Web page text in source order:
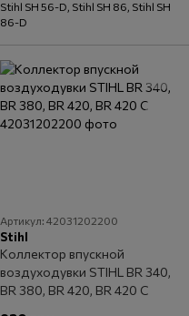
Stihl SH 56-D, Stihl SH 86, Stihl SH
86-D
Артикул: 42031202200
Stihl
Коллектор впускной
воздуходувки STIHL BR 340,
BR 380, BR 420, BR 420 C